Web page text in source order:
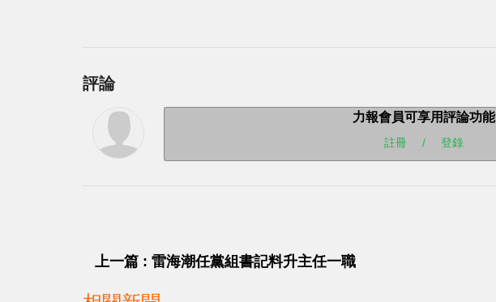
評論
力報會員可享用評論功能
註冊 / 登錄
上一篇 : 雷海潮任黨組書記料升主任一職